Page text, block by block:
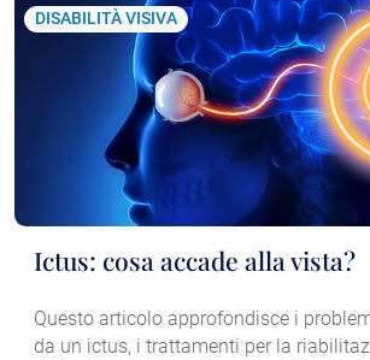
DISABILITÀ VISIVA
Ictus: cosa accade alla vista?
Questo articolo approfondisce i
da un ictus, i trattamenti per la